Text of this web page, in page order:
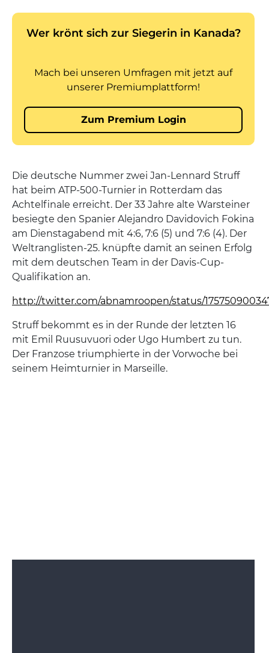
Die deutsche Nummer zwei Jan-Lennard Struff
hat beim ATP-500-Turnier in Rotterdam das
Achtelfinale erreicht. Der 33 Jahre alte Warsteiner
besiegte den Spanier Alejandro Davidovich Fokina
am Dienstagabend mit 4:6, 7:6 (5) und 7:6 (4). Der
Weltranglisten-25. knüpfte damit an seinen Erfolg
mit dem deutschen Team in der Davis-Cup-
Qualifikation an.
http://twitter.com/abnamroopen/status/
Struff bekommt es in der Runde der letzten 16
mit Emil Ruusuvuori oder Ugo Humbert zu tun.
Der Franzose triumphierte in der Vorwoche bei
seinem Heimturnier in Marseille.